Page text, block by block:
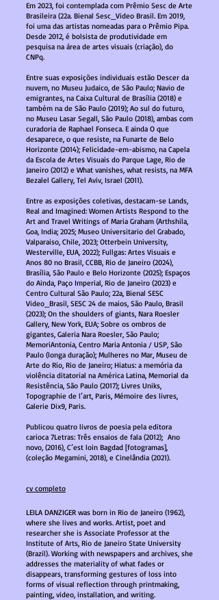
Em 2023, foi contemplada com Prêmio Sesc de Arte
Brasileira (22a. Bienal Sesc_Video Brasil. Em 2019,
foi uma das artistas nomeadas para o Prêmio Pipa.
Desde 2012, é bolsista de produtividade em
pesquisa na área de artes visuais (criação), do
CNPq.
Entre suas exposições individuais estão Descer da
nuvem, no Museu Judaico, de São Paulo; Navio de
emigrantes, na Caixa Cultural de Brasília (2018) e
também na de São Paulo (2019); Ao sul do futuro,
no Museu Lasar Segall, São Paulo (2018), ambas com
curadoria de Raphael Fonseca. E ainda O que
desaparece, o que resiste, na Funarte de Belo
Horizonte (2014); Felicidade-em-abismo, na Capela
da Escola de Artes Visuais do Parque Lage, Rio de
Janeiro (2012) e What vanishes, what resists, na MFA
Bezalel Gallery, Tel Aviv, Israel (2011).
Entre as exposições coletivas, destacam-se Lands,
Real and Imagined: Women Artists Respond to the
Art and Travel Writings of Maria Graham (Arthshila,
Goa, India; 2025; Museo Universitario del Grabado,
Valparaiso, Chile, 2023; Otterbein University,
Westerville, EUA, 2022); Fullgas: Artes Visuais e
Anos 80 no Brasil, CCBB, Rio de Janeiro (2024),
Brasília, São Paulo e Belo Horizonte (2025); Espaços
do Ainda, Paço Imperial, Rio de Janeiro (2023) e
Centro Cultural São Paulo; 22a, Bienal SESC
Video_Brasil, SESC 24 de maios, São Paulo, Brasil
(2023); On the shoulders of giants, Nara Roesler
Gallery, New York, EUA; Sobre os ombros de
gigantes, Galeria Nara Roesler, São Paulo;
MemoriAntonia, Centro Maria Antonia / USP, São
Paulo (longa duração); Mulheres no Mar, Museu de
Arte do Rio, Rio de Janeiro; Hiatus: a memória da
violência ditatorial na América Latina, Memorial da
Resistência, São Paulo (2017); Livres Uniks,
Topographie de l’art, Paris, Mémoire des livres,
Galerie Dix9, Paris.
Publicou quatro livros de poesia pela editora
carioca 7Letras: Três ensaios de fala (2012); Ano
novo, (2016), C’est loin Bagdad [fotogramas],
(coleção Megamini, 2018), e Cinelândia (2021).
cv completo
LEILA DANZIGER was born in Rio de Janeiro (1962),
where she lives and works. Artist, poet and
researcher she is Associate Professor at the
Institute of Arts, Rio de Janeiro State University
(Brazil). Working with newspapers and archives, she
addresses the materiality of what fades or
disappears, transforming gestures of loss into
forms of visual reflection through printmaking,
painting, video, installation, and writing.